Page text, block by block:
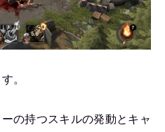
。
の持つスキルの発動とキャ